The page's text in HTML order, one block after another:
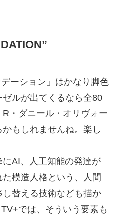
ーション」はかなり脚色
ゼルが出てくるなら全80
・ダニール・オリヴォー
もしれませんね。楽し
AI、人工知能の発達が
模造人格という、人間
替える技術なども描か
では、そういう要素も